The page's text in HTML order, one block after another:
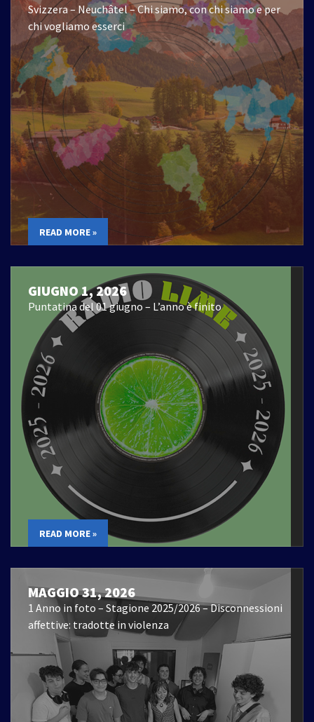
Svizzera – Neuchâtel – Chi siamo, con chi siamo e per
chi vogliamo esserci
READ MORE »
GIUGNO 1, 2026
Puntatina del 01 giugno – L’anno è finito
READ MORE »
MAGGIO 31, 2026
1 Anno in foto – Stagione 2025/2026 – Disconnessioni
affettive: tradotte in violenza